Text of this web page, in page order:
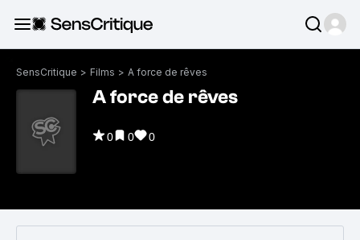
SensCritique > Films > A force de rêves
A force de rêves
0 0 0